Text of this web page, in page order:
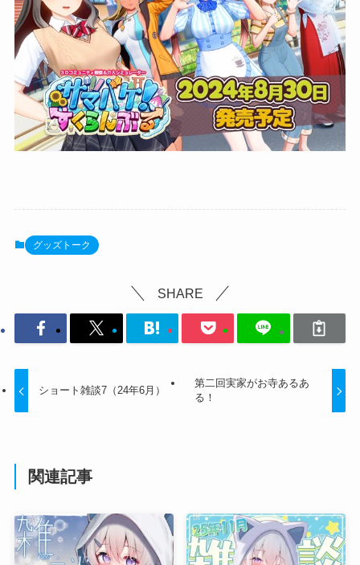
グッズトーク
SHARE
ショート雑談7（24年6月）
第二回実家がお寺あるあ
る！
関連記事